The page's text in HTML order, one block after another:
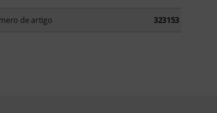
de artigo 323153